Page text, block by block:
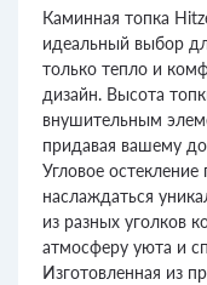
Каминная топка
идеальный выбор
только тепло и
дизайн. Высота
внушительным
придавая вашему
Угловое остекление
наслаждаться
из разных уголков
атмосферу уюта и
Изготовленная из